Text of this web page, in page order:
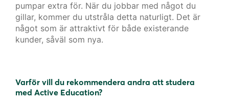
pumpar extra för. När du jobbar med något du
gillar, kommer du utstråla detta naturligt. Det är
något som är attraktivt för både existerande
kunder, såväl som nya.
Varför vill du rekommendera andra att studera
med Active Education?